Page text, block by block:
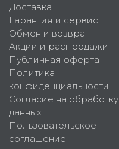
Доставка
Гарантия и сервис
Обмен и возврат
Акции и распродажи
Публичная оферта
Политика
конфиденциальности
Согласие на обработку
данных
Пользовательское
соглашение